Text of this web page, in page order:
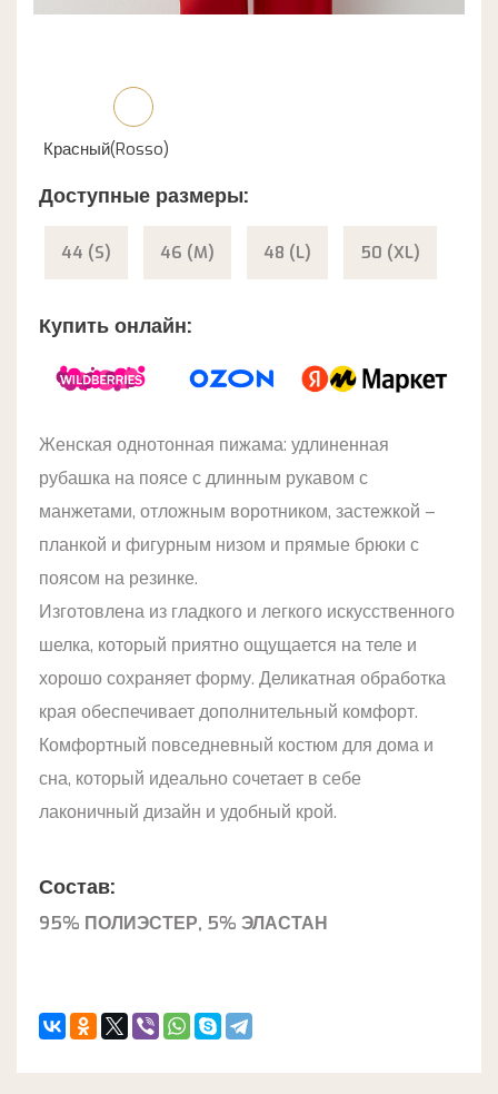
Красный(Rosso)
Доступные размеры:
44 (S) 46 (M) 48 (L) 50 (XL)
Купить онлайн:
Женская однотонная пижама: удлиненная
рубашка на поясе с длинным рукавом с
манжетами, отложным воротником, застежкой –
планкой и фигурным низом и прямые брюки с
поясом на резинке.
Изготовлена из гладкого и легкого искусственного
шелка, который приятно ощущается на теле и
хорошо сохраняет форму. Деликатная обработка
края обеспечивает дополнительный комфорт.
Комфортный повседневный костюм для дома и
сна, который идеально сочетает в себе
лаконичный дизайн и удобный крой.
Состав:
95% ПОЛИЭСТЕР, 5% ЭЛАСТАН